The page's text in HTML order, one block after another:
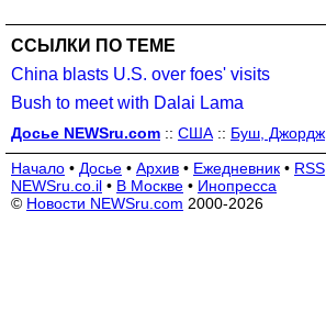
ССЫЛКИ ПО ТЕМЕ
China blasts U.S. over foes' visits
Bush to meet with Dalai Lama
Досье NEWSru.com :: США :: Буш, Джордж
Начало • Досье • Архив • Ежедневник • RSS
NEWSru.co.il • В Москве • Инопресса
© Новости NEWSru.com 2000-2026